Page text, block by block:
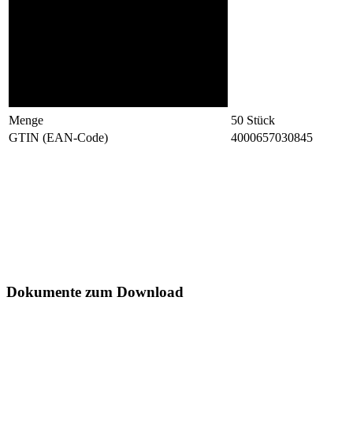
Menge 50 Stück
GTIN (EAN-Code)
4000657030845
Dokumente zum Download